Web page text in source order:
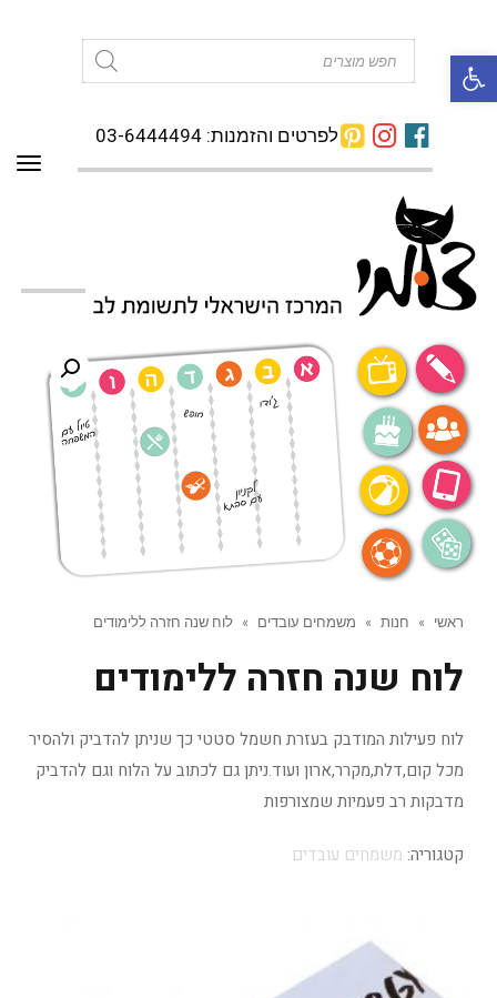
פתח סרגל נגישות
לפרטים והזמנות: 03-6444494
ראשי » חנות » משמחים עובדים » לוח שנה חזרה ללימודים
לוח שנה חזרה ללימודים
לוח פעילות המודבק בעזרת חשמל סטטי כך שניתן להדביק ולהסיר
מכל קום,דלת,מקרר,ארון ועוד.ניתן גם לכתוב על הלוח וגם להדביק
מדבקות רב פעמיות שמצורפות
קטגוריה: משמחים עובדים